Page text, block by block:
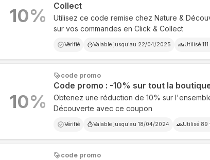
Collect
Utilisez ce code remise chez Nature &
sur vos commandes en Click & Collect
Vérifié Valable jusqu'au 22/04/2025 Utilisé 111
10%
code promo
Code promo : -10% sur tout la
Obtenez une réduction de 10% sur
Découverte avec ce coupon
Vérifié Valable jusqu'au 18/04/2024 Utilisé 89
10%
code promo